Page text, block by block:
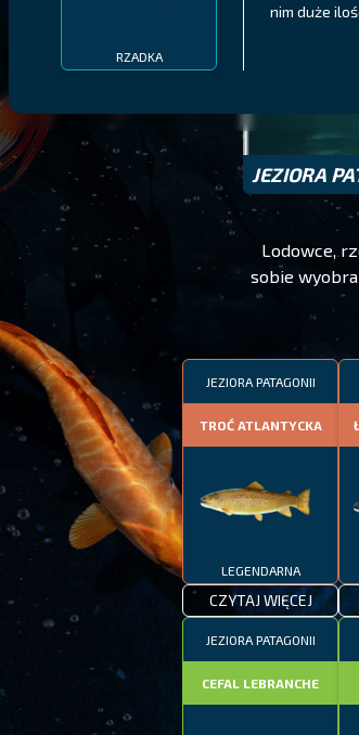
RZADKA
nim duże
JEZIORA
Lodowce,
sobie
JEZIORA PATAGONII
TROĆ ATLANTYCKA
LEGENDARNA
CZYTAJ WIĘCEJ
JEZIORA PATAGONII
CEFAL LEBRANCHE